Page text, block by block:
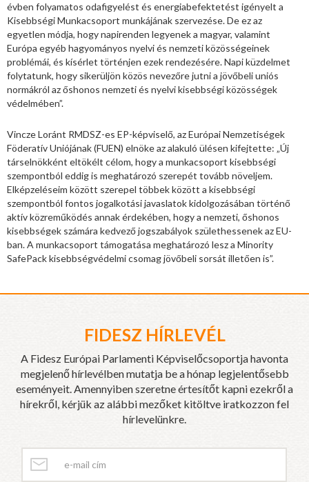
évben folyamatos odafigyelést és energiabefektetést igényelt a
Kisebbségi Munkacsoport munkájának szervezése. De ez az
egyetlen módja, hogy napirenden legyenek a magyar, valamint
Európa egyéb hagyományos nyelvi és nemzeti közösségeinek
problémái, és kísérlet történjen ezek rendezésére. Napi küzdelmet
folytatunk, hogy sikerüljön közös nevezőre jutni a jövőbeli uniós
normákról az őshonos nemzeti és nyelvi kisebbségi közösségek
védelmében”.
Vincze Loránt RMDSZ-es EP-képviselő, az Európai Nemzetiségek
Föderatív Uniójának (FUEN) elnöke az alakuló ülésen kifejtette: „Új
társelnökként eltökélt célom, hogy a munkacsoport kisebbségi
szempontból eddig is meghatározó szerepét tovább növeljem.
Elképzeléseim között szerepel többek között a kisebbségi
szempontból fontos jogalkotási javaslatok kidolgozásában történő
aktív közreműködés annak érdekében, hogy a nemzeti, őshonos
kisebbségek számára kedvező jogszabályok születhessenek az EU-
ban. A munkacsoport támogatása meghatározó lesz a Minority
SafePack kisebbségvédelmi csomag jövőbeli sorsát illetően is”.
FIDESZ HÍRLEVÉL
A Fidesz Európai Parlamenti Képviselőcsoportja havonta
megjelenő hírlevélben mutatja be a hónap legjelentősebb
eseményeit. Amennyiben szeretne értesítőt kapni ezekről a
hírekről, kérjük az alábbi mezőket kitöltve iratkozzon fel
hírlevelünkre.